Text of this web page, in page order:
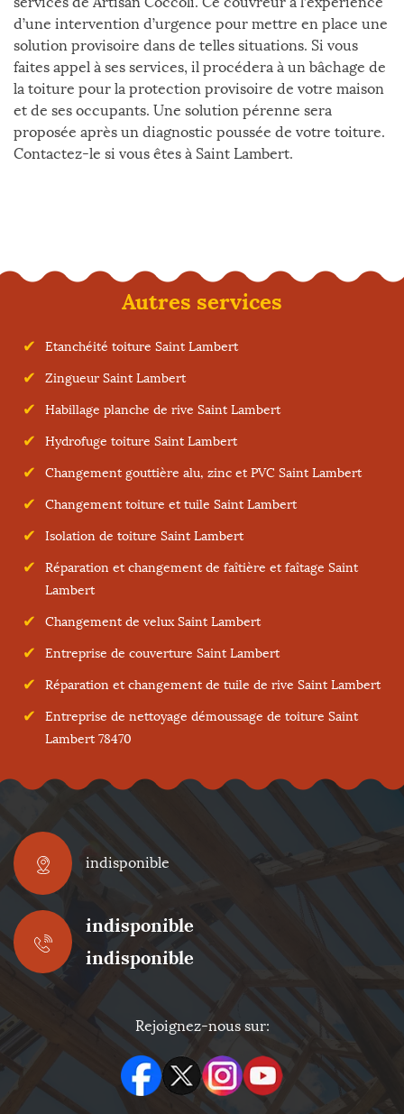
d’une intervention d’urgence pour mettre en place une
solution provisoire dans de telles situations. Si vous
faites appel à ses services, il procédera à un bâchage de
la toiture pour la protection provisoire de votre maison
et de ses occupants. Une solution pérenne sera
proposée après un diagnostic poussée de votre toiture.
Contactez-le si vous êtes à Saint Lambert.
Autres services
Etanchéité toiture Saint Lambert
Zingueur Saint Lambert
Habillage planche de rive Saint Lambert
Hydrofuge toiture Saint Lambert
Changement gouttière alu, zinc et PVC Saint Lambert
Changement toiture et tuile Saint Lambert
Isolation de toiture Saint Lambert
Réparation et changement de faîtière et faîtage Saint
Lambert
Changement de velux Saint Lambert
Entreprise de couverture Saint Lambert
Réparation et changement de tuile de rive Saint Lambert
Entreprise de nettoyage démoussage de toiture Saint
Lambert 78470
indisponible
indisponible
indisponible
Rejoignez-nous sur: